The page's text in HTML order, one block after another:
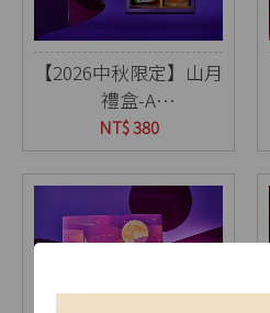
【2026中秋限定】山月
禮盒-A
9入(盒)
NT$ 380